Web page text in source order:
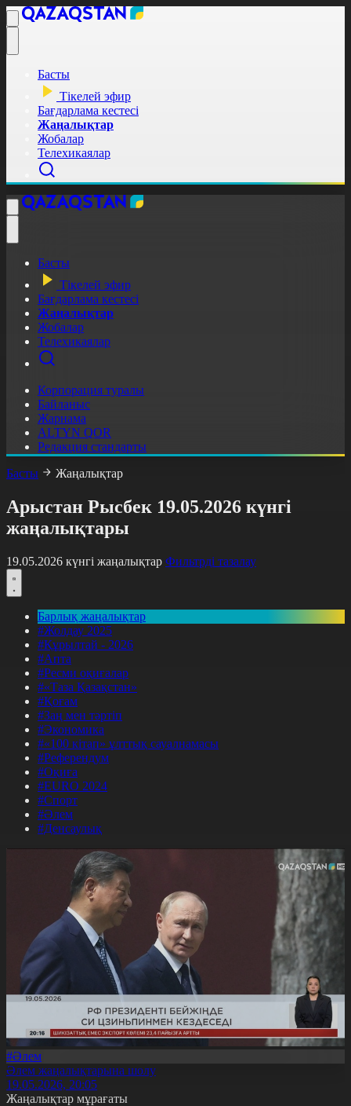
Басты
Тікелей эфир
Бағдарлама кестесі
Жаңалықтар
Жобалар
Телехикаялар
Басты
Тікелей эфир
Бағдарлама кестесі
Жаңалықтар
Жобалар
Телехикаялар
Корпорация туралы
Байланыс
Жарнама
ALTYN QOR
Редакция стандарты
Басты
Жаңалықтар
Арыстан Рысбек 19.05.2026 күнгі
жаңалықтары
19.05.2026 күнгі жаңалықтар Фильтрді тазалау
Барлық жаңалықтар
#Жолдау 2025
#Құрылтай - 2026
#Апта
#Ресми оқиғалар
#«Таза Қазақстан»
#Қоғам
#Заң мен тәртіп
#Экономика
#«100 кітап» ұлттық сауалнамасы
#Референдум
#Оқиға
#EURO 2024
#Спорт
#Әлем
#Денсаулық
#Әлем
Әлем жаңалықтарына шолу
19.05.2026, 20:05
Жаңалықтар мұрағаты